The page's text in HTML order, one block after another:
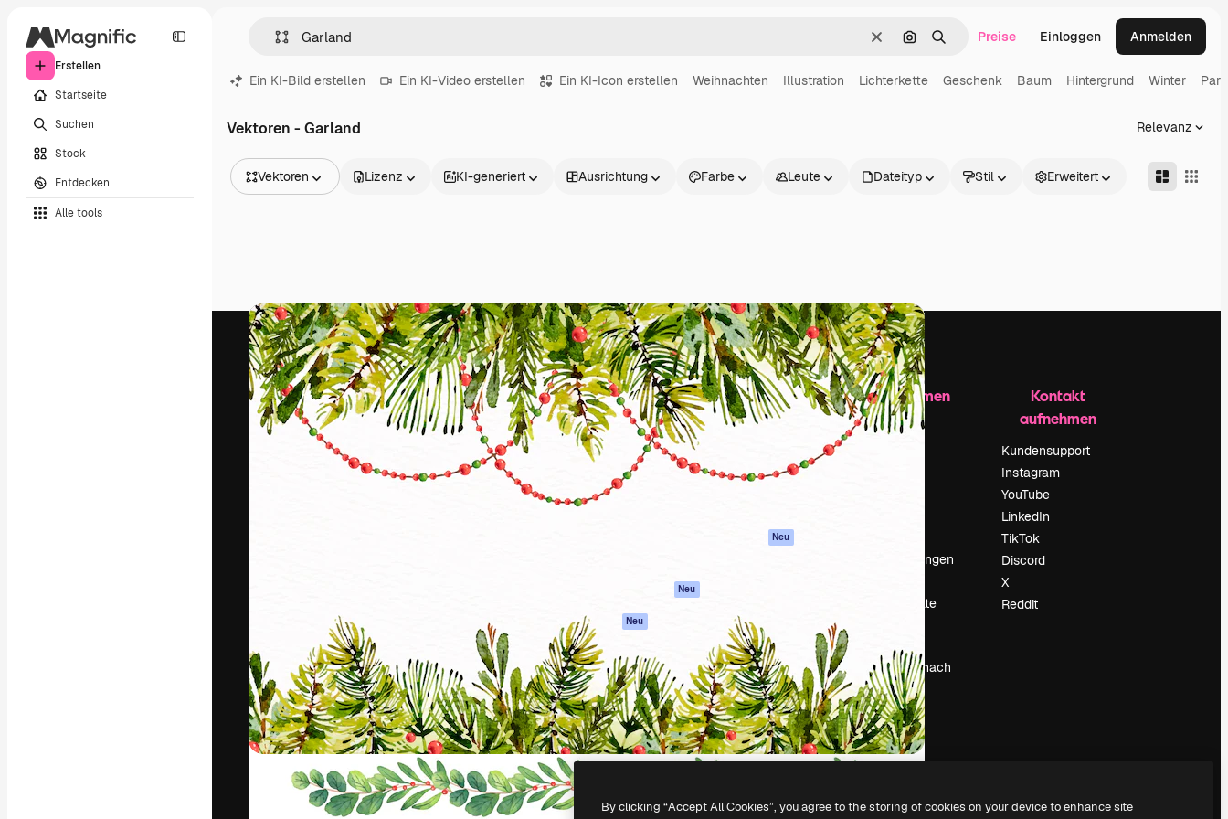
Erstellen
Startseite
Suchen
Stock
Entdecken
Alle tools
LöschenNach Bild suchen
SuchenPreise Einloggen Anmelden
Ein KI-Bild erstellen Ein KI-Video erstellen Ein KI-Icon erstellen Weihnachten Illustration Lichterkette Geschenk Baum Hintergrund Winter
Vektoren - Garland Relevanz
Vektoren
Videos
Filmmaterial
Motion Graphics
Videovorlagen
Icons
3D-Modelle
Schriftarten
Lizenz KI-generiert Ausrichtung Farbe Leute Dateityp Stil Erweitert
Die kreative Plattform, um deine beste
Arbeit zu verwirklichen. Mehr als 1 Million
Abonnenten unter Kreativen, Unternehmen,
Agenturen und Studios.
Produkte
Spaces
KI-Assistent
KI-Bildgenerator
KI-Videogenerator
Neu
Agenten Neu
API
Mobile App
Alle Magnific-Tools
Loslegen
Academy
Support
Neu
Unternehmen
Unternehmen
Preise
Veranstaltungen
Deine Inhalte
Pressesaal
Suchst du nach
magnific.ai
Kontakt
aufnehmen
Kundensupport
Instagram
YouTube
LinkedIn
TikTok
Discord
X
Reddit
Copyright © 2010-2026Freepik Company S.L.U.Alle Rechte vorbehalten.
By clicking “Accept All Cookies”, you agree to the storing of cookies on your device to enhance site